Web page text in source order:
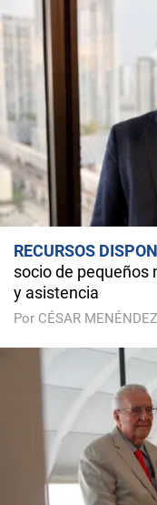
RECURSOS
socio de pequeños
y asistencia
Por CÉSAR MENÉNDEZ